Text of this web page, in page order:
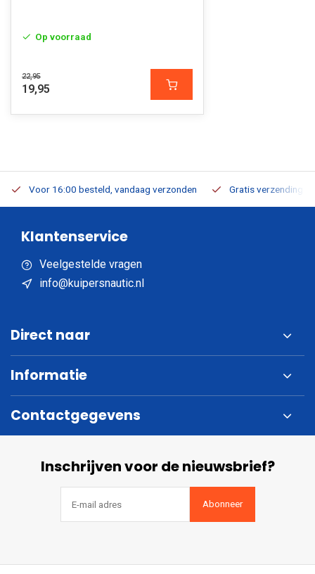
Op voorraad
22,95
19,95
Voor 16:00 besteld, vandaag verzonden Gratis verzending
Klantenservice
Veelgestelde vragen
info@kuipersnautic.nl
Direct naar
Informatie
Contactgegevens
Inschrijven voor de nieuwsbrief?
Abonneer